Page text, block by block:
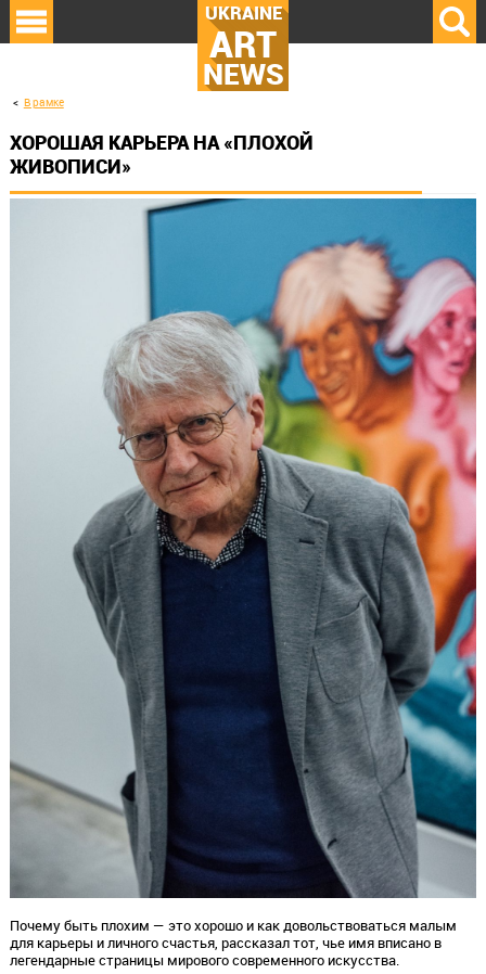
UKRAINE
ART
NEWS
В рамке
ХОРОШАЯ КАРЬЕРА НА «ПЛОХОЙ
ЖИВОПИСИ»
Почему быть плохим — это хорошо и как довольствоваться малым
для карьеры и личного счастья, рассказал тот, чье имя вписано в
легендарные страницы мирового современного искусства.